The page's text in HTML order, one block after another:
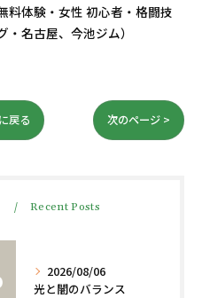
料体験・女性 初心者・格闘技
・名古屋、今池ジム）
戻る 次のページ >
Recent Posts
2026/08/06
光と闇のバランス